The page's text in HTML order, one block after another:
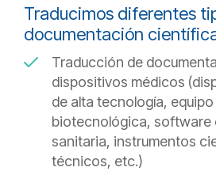
Traducimos diferentes
documentación
Traducción de
dispositivos médicos
de alta tecnología,
biotecnológica, software
sanitaria, instrumentos
técnicos, etc.)